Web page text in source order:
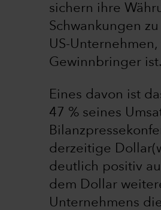
sichern ihre
Schwankungen
US-
Gewinnbringer ist.
Eines davon ist
47 % seines
derzeitige
deutlich positiv
dem Dollar
Unternehmens